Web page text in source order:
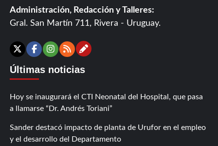
Administración, Redacción y Talleres:
Gral. San Martín 711, Rivera - Uruguay.
X Facebook
Instagram
RSSContáctanos
Últimas noticias
Hoy se inaugurará el CTI Neonatal del Hospital, que pasa
a llamarse “Dr. Andrés Toriani”
Sander destacó impacto de planta de Urufor en el empleo
y el desarrollo del Departamento